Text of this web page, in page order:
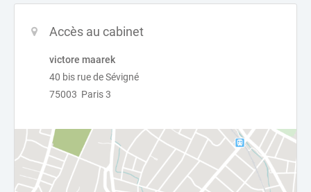
Accès au cabinet
victore maarek
40 bis rue de Sévigné
75003 Paris 3